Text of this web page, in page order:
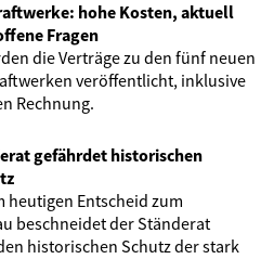
hohe Kosten, aktuell
Fragen
die Verträge zu den fünf neuen
veröffentlicht, inklusive
Rechnung.
gefährdet historischen
heutigen Entscheid zum
beschneidet der Ständerat
historischen Schutz der stark